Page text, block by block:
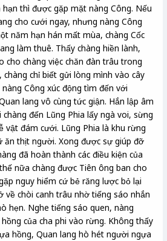
thì được gặp mặt nàng Công. Nếu
cho cưới ngay, nhưng nàng Công
năm hạn hán mất mùa, chàng Cốc
làm thuê. Thấy chàng hiền lành,
cho chàng việc chăn đàn trâu trong
chỉ biết gửi lòng mình vào cây
Công xúc động tìm đến với
lang vô cùng tức giận. Hắn lập âm
đến Lũng Phia lấy ngà voi, sừng
vật đám cưới. Lũng Phia là khu rừng
ăn thịt người. Xong được sự giúp đỡ
đã hoàn thành các điều kiện của
nữa chàng được Tiên ông ban cho
nguy hiểm cứ bẻ răng lược bỏ lại
về chòi canh trâu nhờ tiếng sáo nhắn
hẹn. Nghe tiếng sáo quen, nàng
của cha phi vào rừng. Không thấy
hồng, Quan lang hò hét người ngựa